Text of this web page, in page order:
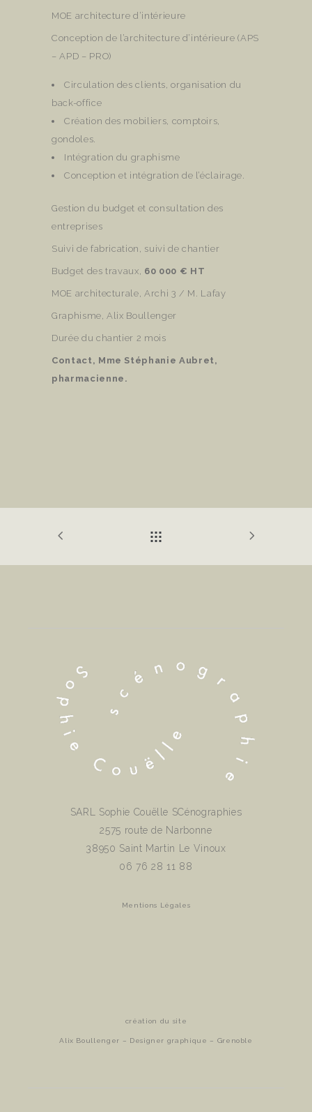
MOE architecture d’intérieure
Conception de l’architecture d’intérieure (APS
– APD – PRO)
Circulation des clients, organisation du
back-office
Création des mobiliers, comptoirs,
gondoles.
Intégration du graphisme
Conception et intégration de l’éclairage.
Gestion du budget et consultation des
entreprises
Suivi de fabrication, suivi de chantier
Budget des travaux, 60 000 € HT
MOE architecturale, Archi 3 / M. Lafay
Graphisme, Alix Boullenger
Durée du chantier 2 mois
Contact, Mme Stéphanie Aubret,
pharmacienne.
SARL Sophie Couëlle SCénographies
2575 route de Narbonne
38950 Saint Martin Le Vinoux
06 76 28 11 88
Mentions Légales
création du site
Alix Boullenger – Designer graphique – Grenoble